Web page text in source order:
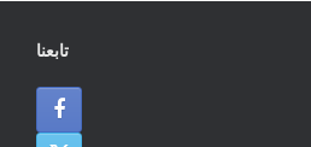
تابعنا